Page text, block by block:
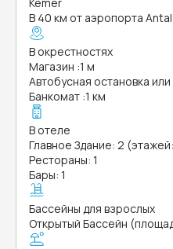
В 40 км от аэропорта
В окрестностях
Магазин :1 м
Автобусная остановка
Банкомат :1 км
В отеле
Главное Здание: 2
Рестораны: 1
Бары: 1
Бассейны для взрослых
Открытый Бассейн